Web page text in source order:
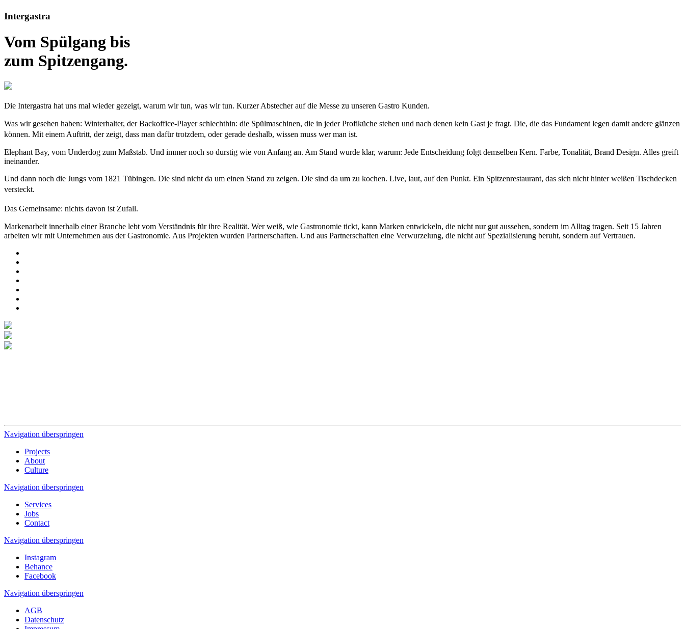
Intergastra
Vom Spülgang bis
zum Spitzengang.
Die Intergastra hat uns mal wieder gezeigt, warum wir tun, was wir tun. Kurzer Abstecher auf die Messe zu unseren Gastro Kunden.
Was wir gesehen haben: Winterhalter, der Backoffice-Player schlechthin: die Spülmaschinen, die in jeder Profiküche stehen und nach denen kein Gast je fragt. Die, die das Fundament legen damit andere glänzen
können. Mit einem Auftritt, der zeigt, dass man dafür trotzdem, oder gerade deshalb, wissen muss wer man ist.
Elephant Bay, vom Underdog zum Maßstab. Und immer noch so durstig wie von Anfang an. Am Stand wurde klar, warum: Jede Entscheidung folgt demselben Kern. Farbe, Tonalität, Brand Design. Alles greift
ineinander.
Und dann noch die Jungs vom 1821 Tübingen. Die sind nicht da um einen Stand zu zeigen. Die sind da um zu kochen. Live, laut, auf den Punkt. Ein Spitzenrestaurant, das sich nicht hinter weißen Tischdecken
versteckt.
Das Gemeinsame: nichts davon ist Zufall.
Markenarbeit innerhalb einer Branche lebt vom Verständnis für ihre Realität. Wer weiß, wie Gastronomie tickt, kann Marken entwickeln, die nicht nur gut aussehen, sondern im Alltag tragen. Seit 15 Jahren
arbeiten wir mit Unternehmen aus der Gastronomie. Aus Projekten wurden Partnerschaften. Und aus Partnerschaften eine Verwurzelung, die nicht auf Spezialisierung beruht, sondern auf Vertrauen.
Navigation überspringen
Projects
About
Culture
Navigation überspringen
Services
Jobs
Contact
Navigation überspringen
Instagram
Behance
Facebook
Navigation überspringen
AGB
Datenschutz